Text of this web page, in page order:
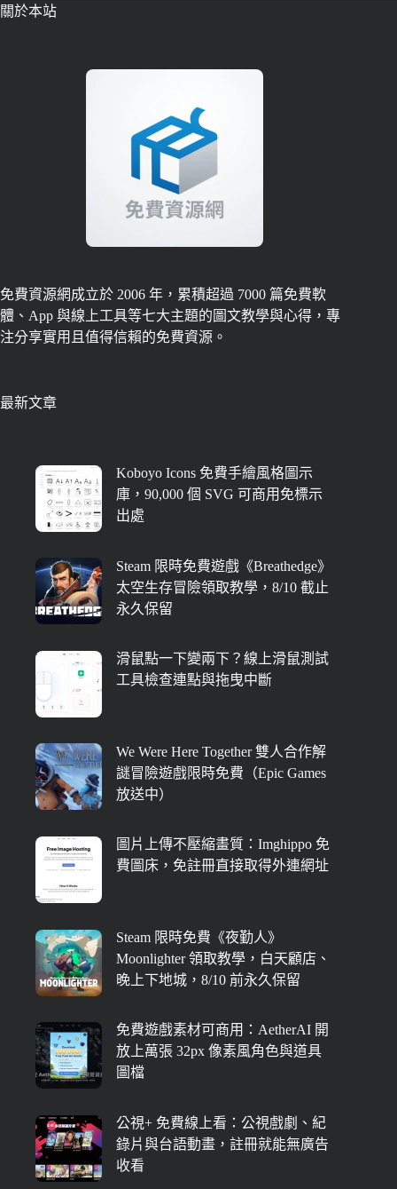
關於本站
免費資源網成立於 2006 年，累積超過 7000 篇免費軟
體、App 與線上工具等七大主題的圖文教學與心得，專
注分享實用且值得信賴的免費資源。
最新文章
Koboyo Icons 免費手繪風格圖示
庫，90,000 個 SVG 可商用免標示
出處
Steam 限時免費遊戲《Breathedge》
太空生存冒險領取教學，8/10 截止
永久保留
滑鼠點一下變兩下？線上滑鼠測試
工具檢查連點與拖曳中斷
We Were Here Together 雙人合作解
謎冒險遊戲限時免費（Epic Games
放送中）
圖片上傳不壓縮畫質：Imghippo 免
費圖床，免註冊直接取得外連網址
Steam 限時免費《夜勤人》
Moonlighter 領取教學，白天顧店、
晚上下地城，8/10 前永久保留
免費遊戲素材可商用：AetherAI 開
放上萬張 32px 像素風角色與道具
圖檔
公視+ 免費線上看：公視戲劇、紀
錄片與台語動畫，註冊就能無廣告
收看